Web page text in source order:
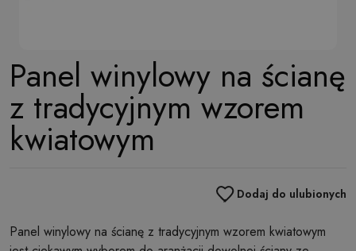
Panel winylowy na ścianę
z tradycyjnym wzorem
kwiatowym
Dodaj do ulubionych
Panel winylowy na ścianę z tradycyjnym wzorem kwiatowym